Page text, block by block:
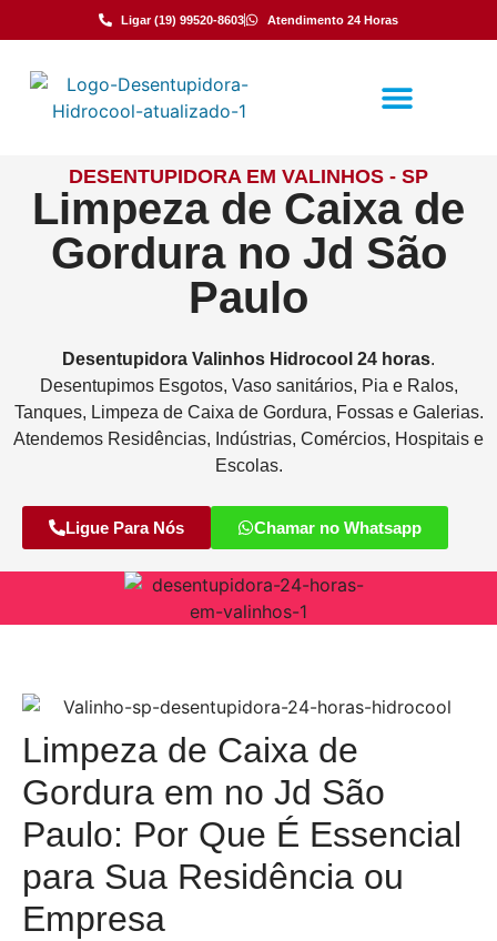
Ligar (19) 99520-8603 Atendimento 24 Horas
DESENTUPIDORA EM VALINHOS - SP
Limpeza de Caixa de
Gordura no Jd São
Paulo
Desentupidora Valinhos Hidrocool 24 horas.
Desentupimos Esgotos, Vaso sanitários, Pia e Ralos,
Tanques, Limpeza de Caixa de Gordura, Fossas e Galerias.
Atendemos Residências, Indústrias, Comércios, Hospitais e
Escolas.
Ligue Para Nós Chamar no Whatsapp
Limpeza de Caixa de
Gordura em no Jd São
Paulo: Por Que É Essencial
para Sua Residência ou
Empresa